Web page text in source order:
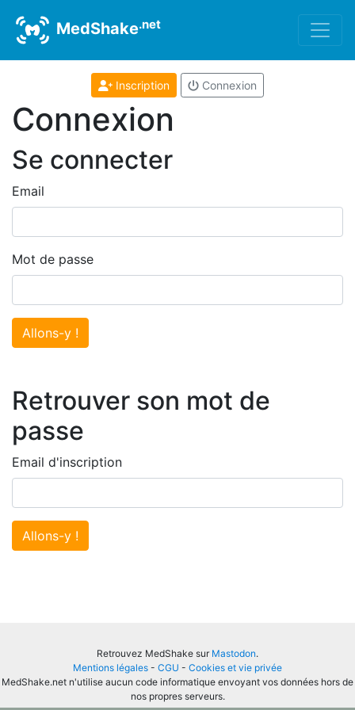
MedShake.net
Inscription Connexion
Connexion
Se connecter
Email
Mot de passe
Allons-y !
Retrouver son mot de
passe
Email d'inscription
Allons-y !
Retrouvez MedShake sur Mastodon.
Mentions légales - CGU - Cookies et vie privée
MedShake.net n'utilise aucun code informatique envoyant vos données hors de
nos propres serveurs.